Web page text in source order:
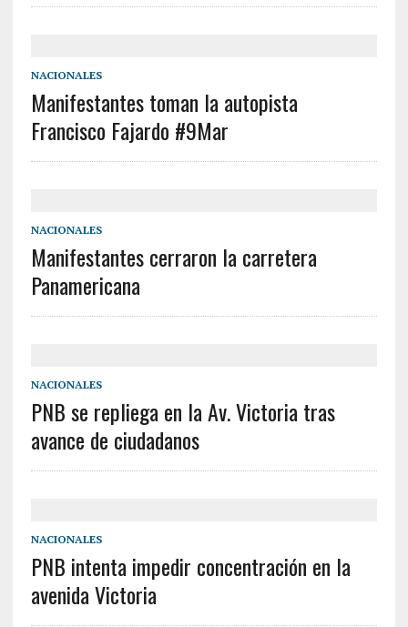
NACIONALES
Manifestantes toman la autopista
Francisco Fajardo #9Mar
NACIONALES
Manifestantes cerraron la carretera
Panamericana
NACIONALES
PNB se repliega en la Av. Victoria tras
avance de ciudadanos
NACIONALES
PNB intenta impedir concentración en la
avenida Victoria